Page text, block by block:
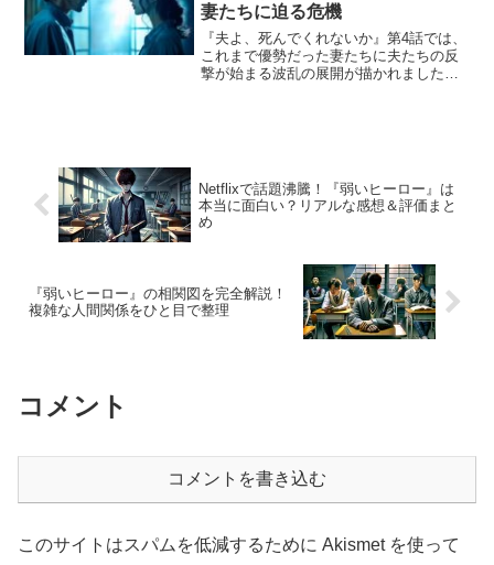
妻たちに迫る危機
『夫よ、死んでくれないか』第4話では、
これまで優勢だった妻たちに夫たちの反
撃が始まる波乱の展開が描かれました。
Netflixで話題沸騰！『弱いヒーロー』は
本当に面白い？リアルな感想＆評価まと
め
『弱いヒーロー』の相関図を完全解説！
複雑な人間関係をひと目で整理
コメント
コメントを書き込む
このサイトはスパムを低減するために Akismet を使って